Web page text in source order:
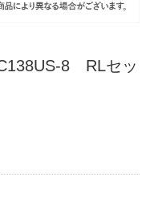
8 RLセッ